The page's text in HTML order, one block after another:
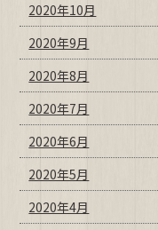
2020年10月
2020年9月
2020年8月
2020年7月
2020年6月
2020年5月
2020年4月